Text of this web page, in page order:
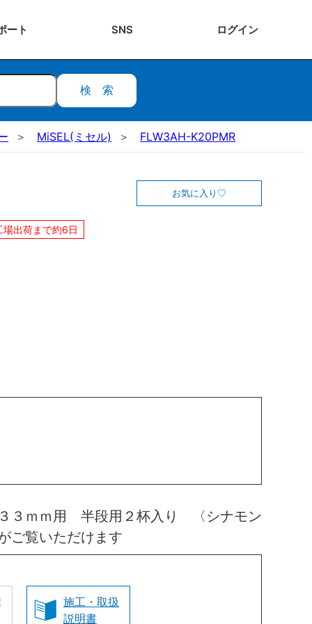
ート SNS ログイン
検索
MiSEL(ミセル) FLW3AH-K20PMR
お気に入り
場出荷まで約6日
３ｍｍ用 半段用２杯入り 〈シナモン
ご覧いただけます
施工・取扱
説明書